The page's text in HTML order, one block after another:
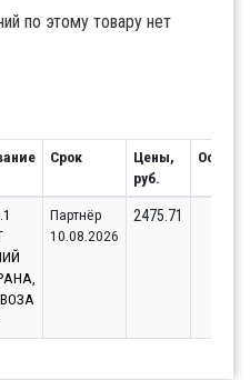
по этому товару нет
Срок
Цены,
руб.
Остаток
Партнёр
10.08.2026
2475.71